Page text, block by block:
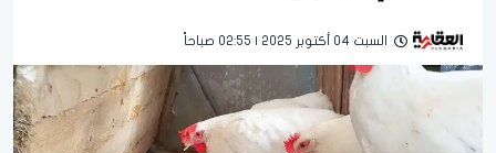
السبت 04 أكتوبر 2025 | 02:55 صباحاً